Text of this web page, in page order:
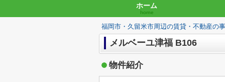
ホーム
home
福岡市・久留米市周辺の賃貸・不動産の
メルベーユ津福 B106
物件紹介